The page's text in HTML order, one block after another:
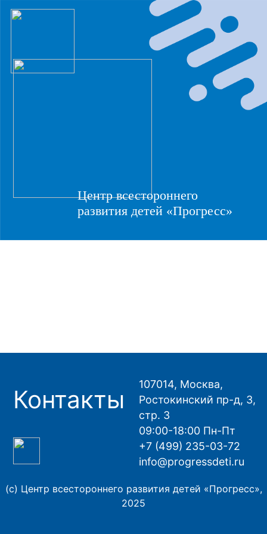
Центр всестороннего
развития детей «Прогресс»
Контакты
107014, Москва,
Ростокинский пр-д, 3,
стр. 3
09:00-18:00 Пн-Пт
+7 (499) 235-03-72
info@progressdeti.ru
(с) Центр всестороннего развития детей «Прогресс»,
2025